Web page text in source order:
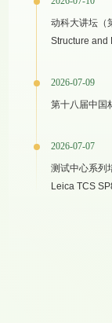
动科大讲坛（
Structure and
Green
2026-07-09
第十八届中国
2026-07-07
测试中心系列
Leica TCS